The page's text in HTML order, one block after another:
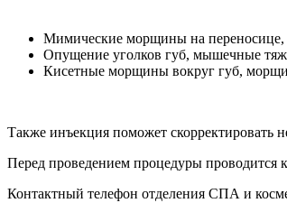
Мимические морщины на переносице,
Опущение уголков губ, мышечные
Кисетные морщины вокруг губ,
Также инъекция поможет скорректировать
Перед проведением процедуры проводится
Контактный телефон отделения СПА и